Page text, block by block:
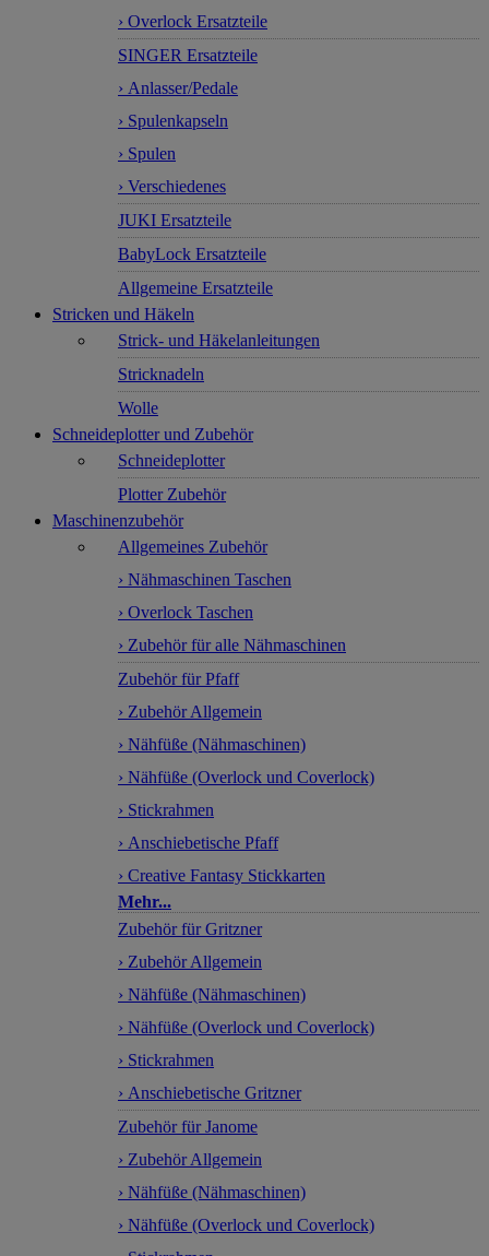
› Overlock Ersatzteile
SINGER Ersatzteile
› Anlasser/Pedale
› Spulenkapseln
› Spulen
› Verschiedenes
JUKI Ersatzteile
BabyLock Ersatzteile
Allgemeine Ersatzteile
Stricken und Häkeln
Strick- und Häkelanleitungen
Stricknadeln
Wolle
Schneideplotter und Zubehör
Schneideplotter
Plotter Zubehör
Maschinenzubehör
Allgemeines Zubehör
› Nähmaschinen Taschen
› Overlock Taschen
› Zubehör für alle Nähmaschinen
Zubehör für Pfaff
› Zubehör Allgemein
› Nähfüße (Nähmaschinen)
› Nähfüße (Overlock und Coverlock)
› Stickrahmen
› Anschiebetische Pfaff
› Creative Fantasy Stickkarten
Mehr...
Zubehör für Gritzner
› Zubehör Allgemein
› Nähfüße (Nähmaschinen)
› Nähfüße (Overlock und Coverlock)
› Stickrahmen
› Anschiebetische Gritzner
Zubehör für Janome
› Zubehör Allgemein
› Nähfüße (Nähmaschinen)
› Nähfüße (Overlock und Coverlock)